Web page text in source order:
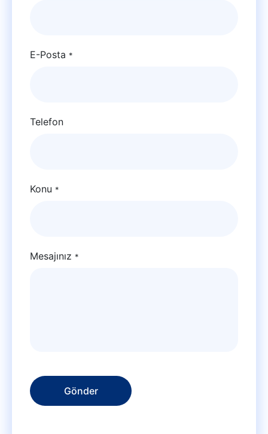
E-Posta *
Telefon
Konu *
Mesajınız *
Gönder